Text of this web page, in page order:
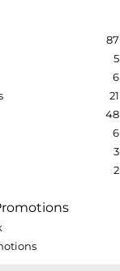
87
5
6
21
48
6
3
2